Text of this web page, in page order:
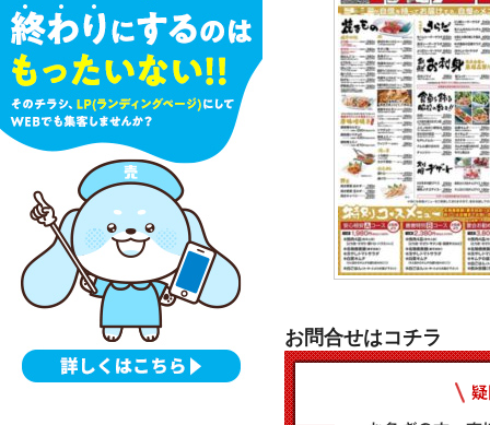
お問合せはコチラ